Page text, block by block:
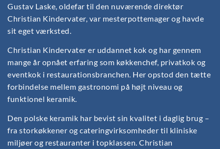
Gustav Laske, oldefar til den nuværende direktør
Christian Kindervater, var mesterpottemager og havde
sit eget værksted.
Christian Kindervater er uddannet kok og har gennem
mange år opnået erfaring som køkkenchef, privatkok og
eventkok i restaurationsbranchen. Her opstod den tætte
forbindelse mellem gastronomi på højt niveau og
funktionel keramik.
Den polske keramik har bevist sin kvalitet i daglig brug –
fra storkøkkener og cateringvirksomheder til kliniske
miljøer og restauranter i topklassen. Christian